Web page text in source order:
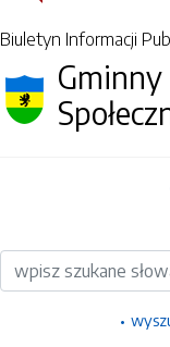
Biuletyn Informacji
Gminny
Wyszukiwarka